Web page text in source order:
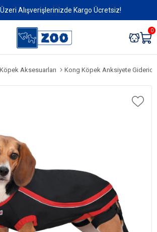
Alışverişlerinizde Kargo Ücretsiz!
0
Köpek Aksesuarları Kong Köpek Anksiyete Giderici